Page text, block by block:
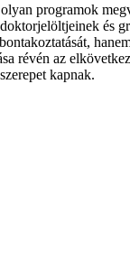
programok
és
révén az
kapnak.